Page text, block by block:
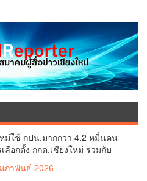
หม่ใช้ กปน.มากกว่า 4.2 หมื่นคน
ลือกตั้ง กกต.เชียงใหม่ ร่วมกับ
ภอหางดง ตรวจความเรียบร้อย
อุปกรณ์ บัตรเลือกตั้ง/ออกเสียง
ภาพันธ์ 2026